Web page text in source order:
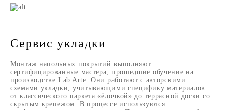
Сервис укладки
Монтаж напольных покрытий выполняют
сертифицированные мастера, прошедшие обучение на
производстве Lab Arte. Они работают с авторскими
схемами укладки, учитывающими специфику материалов:
от классического паркета «ёлочкой» до террасной доски со
скрытым крепежом. В процессе используются